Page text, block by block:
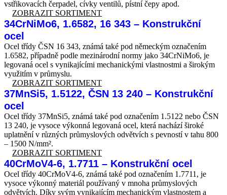
vstřikovacích čerpadel, cívky ventilů, pístní čepy apod.
ZOBRAZIT SORTIMENT
34CrNiMo6, 1.6582, 16 343 – Konstrukční
ocel
Ocel třídy ČSN 16 343, známá také pod německým označením
1.6582, případně podle mezinárodní normy jako 34CrNiMo6, je
legovaná ocel s vynikajícími mechanickými vlastnostmi a širokým
využitím v průmyslu.
ZOBRAZIT SORTIMENT
37MnSi5, 1.5122, ČSN 13 240 – Konstrukční
ocel
Ocel třídy 37MnSi5, známá také pod označením 1.5122 nebo ČSN
13 240, je vysoce výkonná legovaná ocel, která nachází široké
uplatnění v různých průmyslových odvětvích s pevností v tahu 800
– 1500 N/mm².
ZOBRAZIT SORTIMENT
40CrMoV4-6, 1.7711 – Konstrukční ocel
Ocel třídy 40CrMoV4-6, známá také pod označením 1.7711, je
vysoce výkonný materiál používaný v mnoha průmyslových
odvětvích. Díky svým vynikajícím mechanickým vlastnostem a